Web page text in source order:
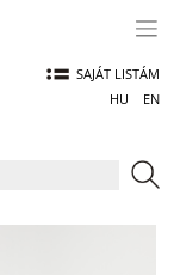
SAJÁT LISTÁM
HU
EN